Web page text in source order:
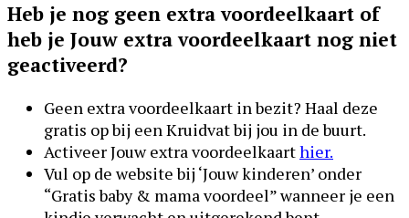
Heb je nog geen extra voordeelkaart of
heb je Jouw extra voordeelkaart nog niet
geactiveerd?
Geen extra voordeelkaart in bezit? Haal deze
gratis op bij een Kruidvat bij jou in de buurt.
Activeer Jouw extra voordeelkaarthier.
Vul op de website bij ‘Jouw kinderen’ onder
“Gratis baby & mama voordeel” wanneer je een